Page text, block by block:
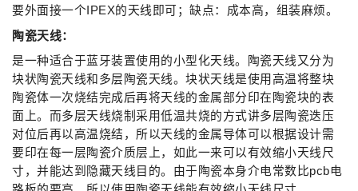
要外面接一个IPEX的天线即可；缺点：成本高，组装麻烦。
陶瓷天线：
是一种适合于蓝牙装置使用的小型化天线。陶瓷天线又分为
块状陶瓷天线和多层陶瓷天线。块状天线是使用高温将整块
陶瓷体一次烧结完成后再将天线的金属部分印在陶瓷块的表
面上。而多层天线烧制采用低温共烧的方式讲多层陶瓷迭压
对位后再以高温烧结，所以天线的金属导体可以根据设计需
要印在每一层陶瓷介质层上，如此一来可以有效缩小天线尺
寸，并能达到隐藏天线目的。由于陶瓷本身介电常数比pcb电